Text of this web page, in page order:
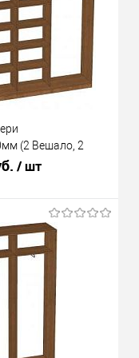
(2 Вешало, 2
/ шт
корзину
К сравнению
Под заказ